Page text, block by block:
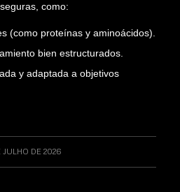
como:
(como proteínas y aminoácidos).
bien estructurados.
y adaptada a objetivos
JULHO DE 2026